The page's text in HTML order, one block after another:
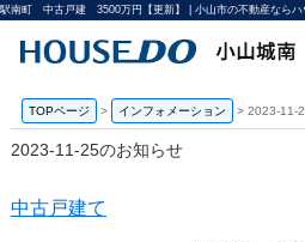
駅南町 中古戸建 3500万円【更新】 | 小山市の不動産ならハ
TOPページ > インフォメーション > 2023-11-
2023-11-25のお知らせ
中古戸建て